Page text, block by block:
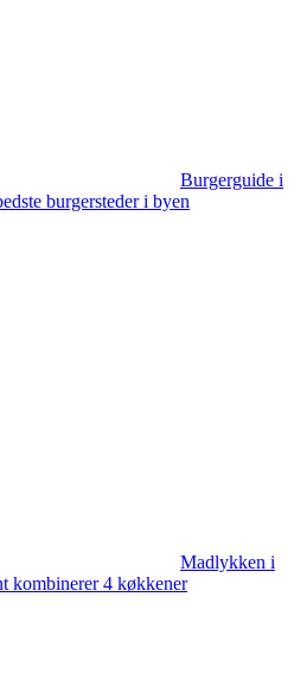
Burgerguide i
burgersteder i byen
Madlykken i
kombinerer 4 køkkener